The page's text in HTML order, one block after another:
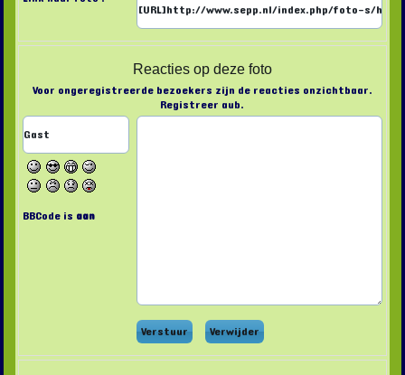
Reacties op deze foto
Voor ongeregistreerde bezoekers zijn de reacties onzichtbaar.
Registreer aub.
BBCode is aan